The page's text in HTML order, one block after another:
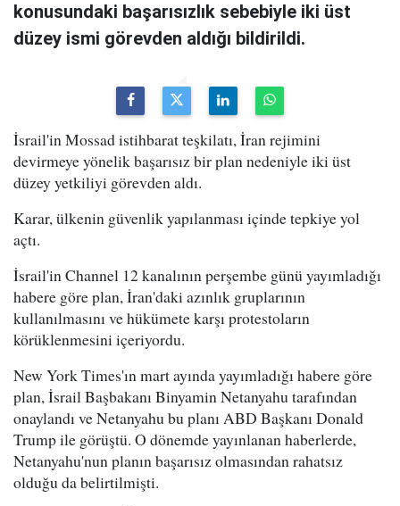
konusundaki başarısızlık sebebiyle iki üst
düzey ismi görevden aldığı bildirildi.
İsrail'in Mossad istihbarat teşkilatı, İran rejimini
devirmeye yönelik başarısız bir plan nedeniyle iki üst
düzey yetkiliyi görevden aldı.
Karar, ülkenin güvenlik yapılanması içinde tepkiye yol
açtı.
İsrail'in Channel 12 kanalının perşembe günü yayımladığı
habere göre plan, İran'daki azınlık gruplarının
kullanılmasını ve hükümete karşı protestoların
körüklenmesini içeriyordu.
New York Times'ın mart ayında yayımladığı habere göre
plan, İsrail Başbakanı Binyamin Netanyahu tarafından
onaylandı ve Netanyahu bu planı ABD Başkanı Donald
Trump ile görüştü. O dönemde yayınlanan haberlerde,
Netanyahu'nun planın başarısız olmasından rahatsız
olduğu da belirtilmişti.